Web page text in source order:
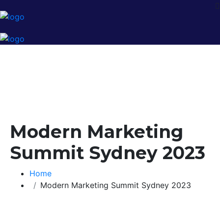
Modern Marketing
Summit Sydney 2023
Home
Modern Marketing Summit Sydney 2023